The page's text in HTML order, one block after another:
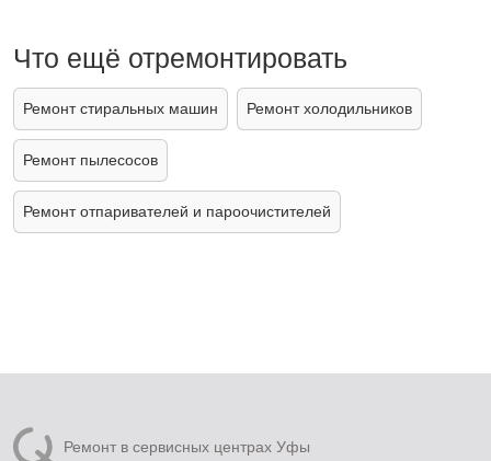
Что ещё отремонтировать
Ремонт стиральных машин Ремонт холодильников
Ремонт пылесосов
Ремонт отпаривателей и пароочистителей
Ремонт в сервисных центрах Уфы